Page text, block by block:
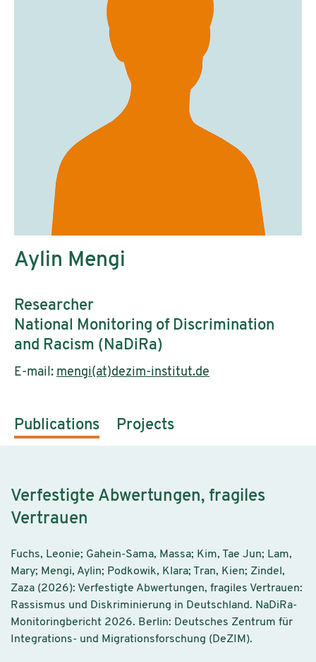
Aylin Mengi
Researcher
National Monitoring of Discrimination
and Racism (NaDiRa)
E-mail: mengi(at)dezim-institut.de
Publications Projects
Verfestigte Abwertungen, fragiles
Vertrauen
Fuchs, Leonie; Gahein-Sama, Massa; Kim, Tae Jun; Lam,
Mary; Mengi, Aylin; Podkowik, Klara; Tran, Kien; Zindel,
Zaza (2026): Verfestigte Abwertungen, fragiles Vertrauen:
Rassismus und Diskriminierung in Deutschland. NaDiRa-
Monitoringbericht 2026. Berlin: Deutsches Zentrum für
Integrations- und Migrationsforschung (DeZIM).